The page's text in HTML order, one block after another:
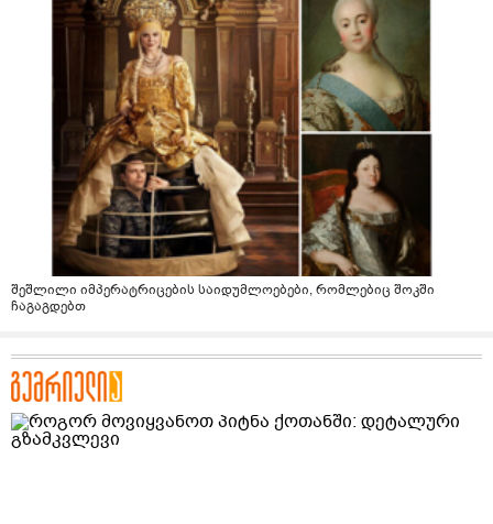
შეშლილი იმპერატრიცების საიდუმლოებები, რომლებიც შოკში
ჩაგაგდებთ